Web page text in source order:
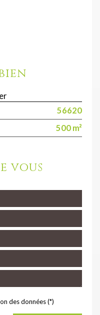
56620
500 m²
vous
des données (*)